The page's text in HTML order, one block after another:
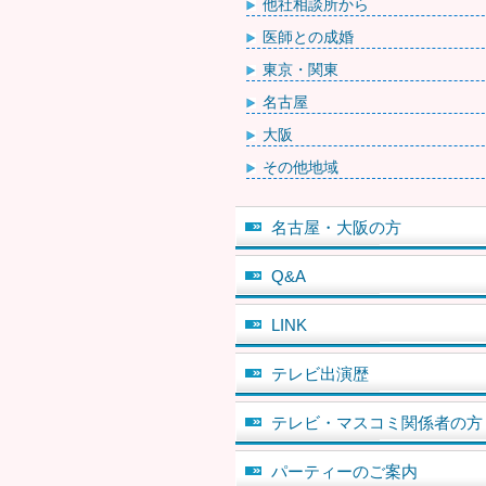
他社相談所から
医師との成婚
東京・関東
名古屋
大阪
その他地域
名古屋・大阪の方
Q&A
LINK
テレビ出演歴
テレビ・マスコミ関係者の方
パーティーのご案内